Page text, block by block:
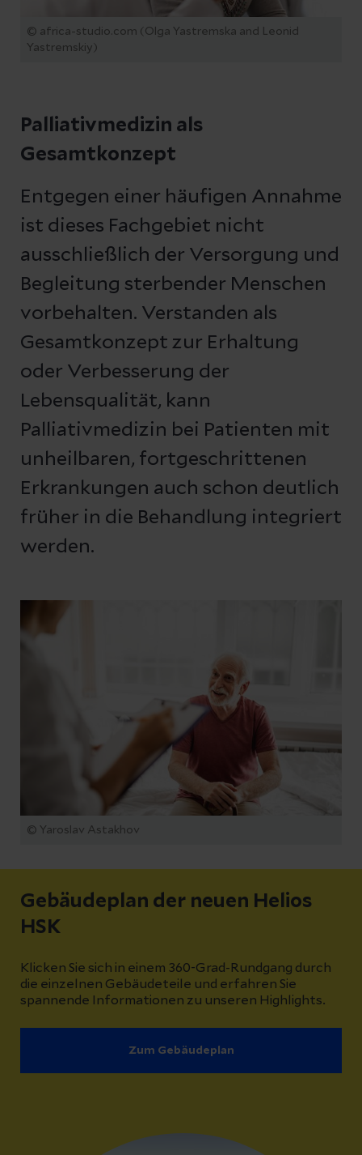
© africa-studio.com (Olga Yastremska and Leonid
Yastremskiy)
Palliativmedizin als
Gesamtkonzept
Entgegen einer häufigen Annahme
ist dieses Fachgebiet nicht
ausschließlich der Versorgung und
Begleitung sterbender Menschen
vorbehalten. Verstanden als
Gesamtkonzept zur Erhaltung
oder Verbesserung der
Lebensqualität, kann
Palliativmedizin bei Patienten mit
unheilbaren, fortgeschrittenen
Erkrankungen auch schon deutlich
früher in die Behandlung integriert
werden.
© Yaroslav Astakhov
Gebäudeplan der neuen Helios
HSK
Klicken Sie sich in einem 360-Grad-Rundgang durch
die einzelnen Gebäudeteile und erfahren Sie
spannende Informationen zu unseren Highlights.
Zum Gebäudeplan